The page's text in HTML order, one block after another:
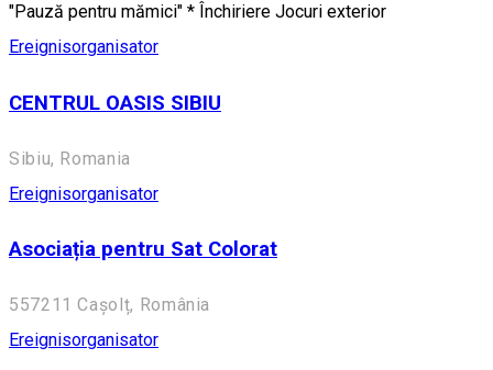
"Pauză pentru mămici" * Închiriere Jocuri exterior
Ereignisorganisator
CENTRUL OASIS SIBIU
Sibiu, Romania
Ereignisorganisator
Asociația pentru Sat Colorat
557211 Cașolț, România
Ereignisorganisator